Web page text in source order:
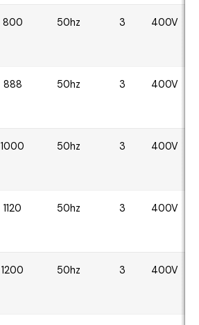
800 50hz 3 400V
888 50hz 3 400V
1000 50hz 3 400V
1120 50hz 3 400V
1200 50hz 3 400V